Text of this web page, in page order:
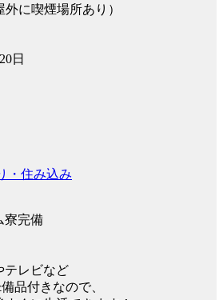
外に喫煙場所あり）
日
・住み込み
寮完備
テレビなど
品付きなので、